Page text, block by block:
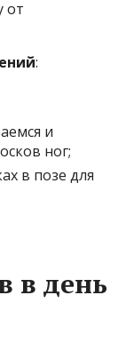
от
:
и
ног;
в позе для
в день